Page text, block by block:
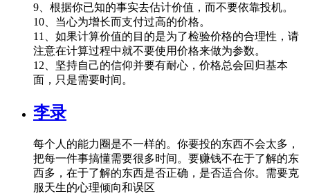
9、根据你已知的事实去估计价值，而不要依靠投机。
10、当心为增长而支付过高的价格。
11、如果计算价值的目的是为了检验价格的合理性，请
注意在计算过程中就不要使用价格来做为参数。
12、坚持自己的信仰并要有耐心，价格总会回归基本
面，只是需要时间。
李录
每个人的能力圈是不一样的。你要投的东西不会太多，
把每一件事搞懂需要很多时间。要赚钱不在于了解的东
西多，在于了解的东西是否正确，是否适合你。需要克
服天生的心理倾向和误区